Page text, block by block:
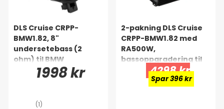
DLS Cruise CRPP-
BMW1.82, 8"
undersetebass (2
ohm) til BMW
1998 kr
(1)
2-pakning DLS Cruise
CRPP-BMW1.82 med
RA500W,
bassoppgradering til
4298 kr
Spar 396 kr